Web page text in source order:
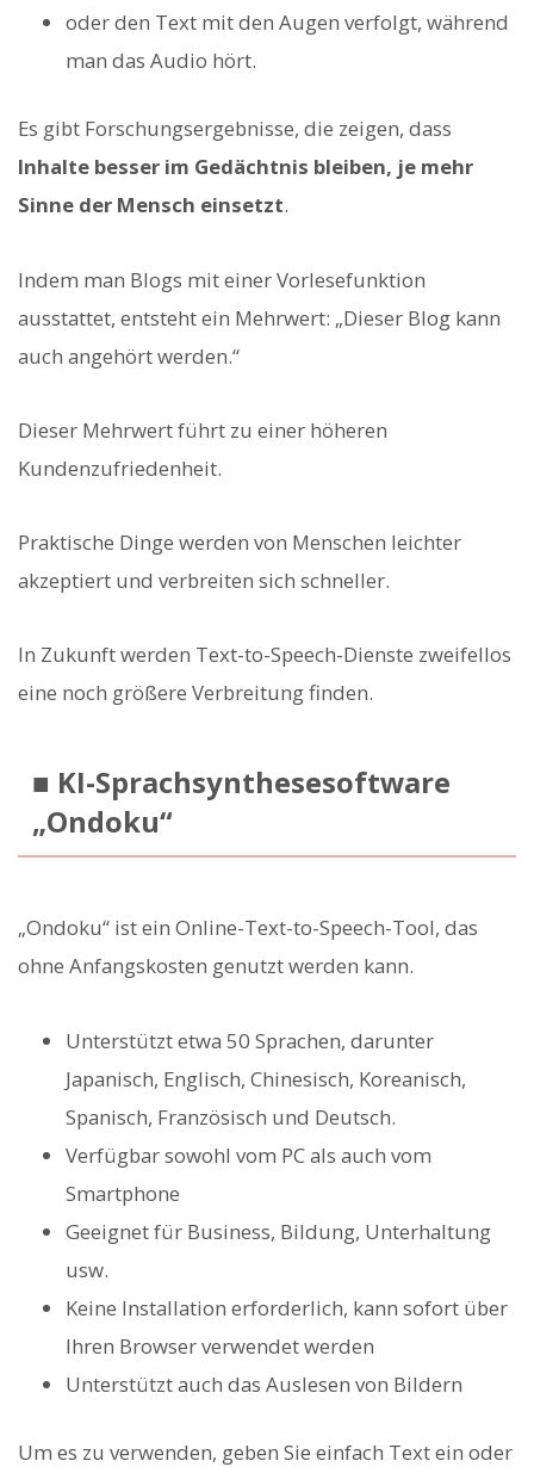
oder den Text mit den Augen verfolgt, während
man das Audio hört.
Es gibt Forschungsergebnisse, die zeigen, dass
Inhalte besser im Gedächtnis bleiben, je mehr
Sinne der Mensch einsetzt.
Indem man Blogs mit einer Vorlesefunktion
ausstattet, entsteht ein Mehrwert: „Dieser Blog kann
auch angehört werden.“
Dieser Mehrwert führt zu einer höheren
Kundenzufriedenheit.
Praktische Dinge werden von Menschen leichter
akzeptiert und verbreiten sich schneller.
In Zukunft werden Text-to-Speech-Dienste zweifellos
eine noch größere Verbreitung finden.
■ KI-Sprachsynthesesoftware
„Ondoku“
„Ondoku“ ist ein Online-Text-to-Speech-Tool, das
ohne Anfangskosten genutzt werden kann.
Unterstützt etwa 50 Sprachen, darunter
Japanisch, Englisch, Chinesisch, Koreanisch,
Spanisch, Französisch und Deutsch.
Verfügbar sowohl vom PC als auch vom
Smartphone
Geeignet für Business, Bildung, Unterhaltung
usw.
Keine Installation erforderlich, kann sofort über
Ihren Browser verwendet werden
Unterstützt auch das Auslesen von Bildern
Um es zu verwenden, geben Sie einfach Text ein oder